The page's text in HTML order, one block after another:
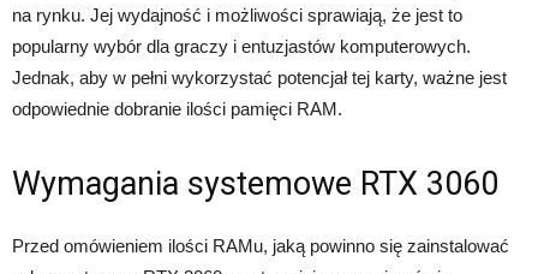
na rynku. Jej wydajność i możliwości sprawiają, że jest to
popularny wybór dla graczy i entuzjastów komputerowych.
Jednak, aby w pełni wykorzystać potencjał tej karty, ważne jest
odpowiednie dobranie ilości pamięci RAM.
Wymagania systemowe RTX 3060
Przed omówieniem ilości RAMu, jaką powinno się zainstalować